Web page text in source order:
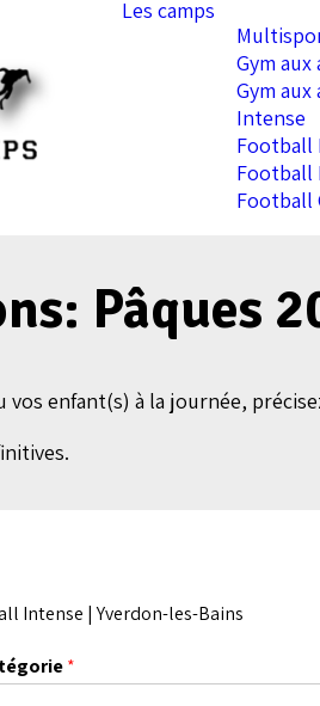
Les camps
Gym
Gym aux
Intense
Football
Football
Football
Pâques
vos enfant(s) à la journée,
Intense | Yverdon-les-Bains
*